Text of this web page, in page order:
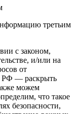
третьим
с законом,
и/или на
от
РФ — раскрыть
можем
что такое
безопасности,